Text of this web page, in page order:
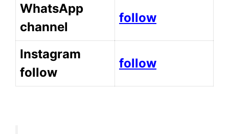
WhatsApp
channel
follow
Instagram
follow
follow